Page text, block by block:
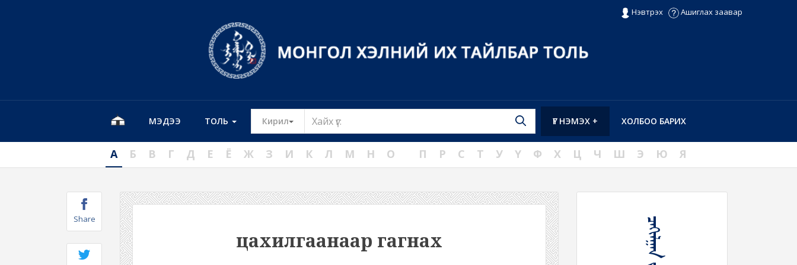
Нэвтрэх Ашиглах заавар
МЭДЭЭ ТОЛЬ Кирил Toggle Dropdown ХОЛБОО БАРИХ
ҮГ НЭМЭХ +
А Б В Г Д Е Ё Ж З И К Л М Н О П Р С Т У Ү Ф Х Ц Ч Ш Э Ю Я
Share
цахилгаанаар гагнах